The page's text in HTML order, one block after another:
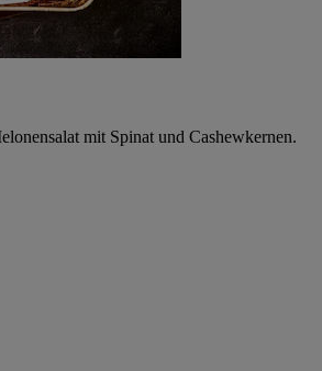
mit Spinat und Cashewkernen.